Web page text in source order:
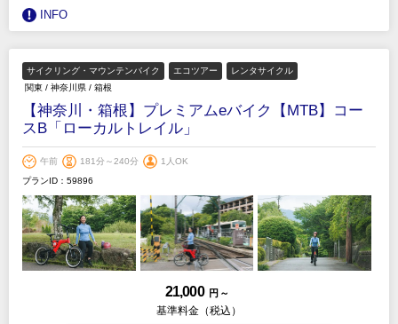
INFO
サイクリング・マウンテンバイク エコツアー
レンタサイクル
関東 / 神奈川県 / 箱根
【神奈川・箱根】プレミアムeバイク【MTB】コー
スB「ローカルトレイル」
午前 181分～240分
1人OK
プランID：59896
21,000 円 ～
基準料金（税込）